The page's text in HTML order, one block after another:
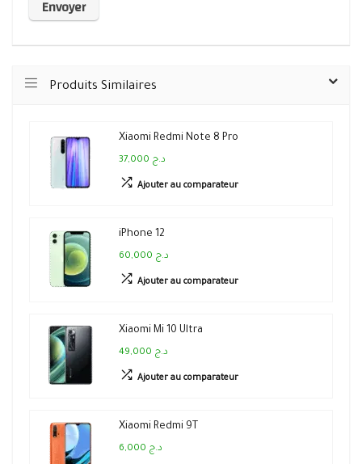
Produits Similaires
Xiaomi Redmi Note 8 Pro
37,000 د.ج
Ajouter au comparateur
iPhone 12
60,000 د.ج
Ajouter au comparateur
Xiaomi Mi 10 Ultra
49,000 د.ج
Ajouter au comparateur
Xiaomi Redmi 9T
6,000 د.ج